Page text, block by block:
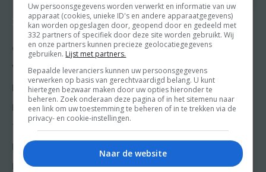
nSaar en Janna hebben alle recepten zelf
uitgeprobeerd en geproefd – gegarandeerd kidsproof
dus. Met de duidelijke stap-voor-stapfoto’s wordt ieder
kind een keukenprins(es). Een gezond en superleuk
kookboek waaruit je echt álles wel wilt koken, bakken
en opeten!
Recepten
Gangen
Voorgerecht
Hoofdgerecht
Nagerecht
Tussengerecht
Lunch recepten
Bakrecepten
Meer van Food and
Friends
Food & Travel
Friends
Uw persoonsgegevens worden verwerkt en informatie van uw
apparaat (cookies, unieke ID's en andere apparaatgegevens)
kan worden opgeslagen door, geopend door en gedeeld met
332 partners of specifiek door deze site worden gebruikt. Wij
en onze partners kunnen precieze geolocatiegegevens
gebruiken. Lijst met partners.
Bepaalde leveranciers kunnen uw persoonsgegevens
verwerken op basis van gerechtvaardigd belang. U kunt
hiertegen bezwaar maken door uw opties hieronder te
beheren. Zoek onderaan deze pagina of in het sitemenu naar
een link om uw toestemming te beheren of in te trekken via de
privacy- en cookie-instellingen.
Naar de website